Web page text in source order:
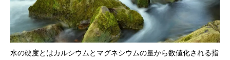
水の硬度とはカルシウムとマグネシウムの量から数値化される指